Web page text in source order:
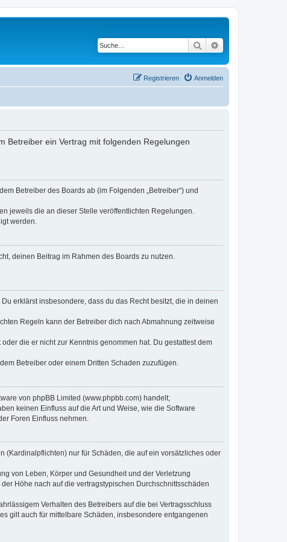
Suche
Anmelden
Registrieren
Betreiber ein Vertrag mit folgenden Regelungen
Betreiber des Boards ab (im Folgenden „Betreiber“) und
jeweils die an dieser Stelle veröffentlichten Regelungen.
werden.
deinen Beitrag im Rahmen des Boards zu nutzen.
erklärst insbesondere, dass du das Recht besitzt, die in deinen
Regeln kann der Betreiber dich nach Abmahnung zeitweise
die er nicht zur Kenntnis genommen hat. Du gestattest dem
Betreiber oder einem Dritten Schaden zuzufügen.
von phpBB Limited (www.phpbb.com) handelt;
keinen Einfluss auf die Art und Weise, wie die Software
Foren Einfluss nehmen.
(Kardinalpflichten) nur für Schäden, die auf ein vorsätzliches oder
von Leben, Körper und Gesundheit und der Verletzung
Höhe nach auf die vertragstypischen Durchschnittsschäden
Verhalten des Betreibers auf die bei Vertragsschluss
gilt auch für mittelbare Schäden, insbesondere entgangenen